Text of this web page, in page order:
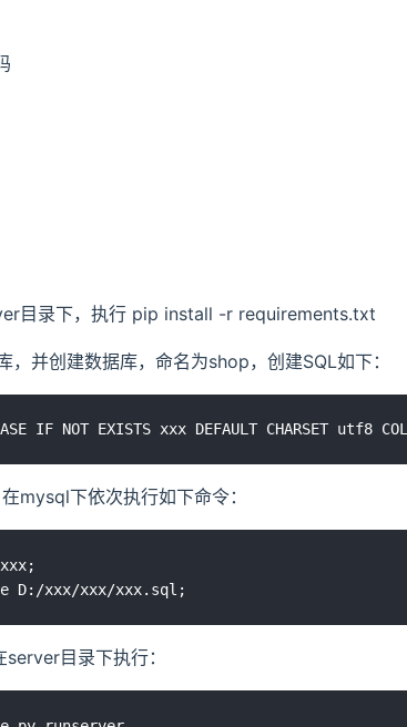
目录下，执行 pip install -r requirements.txt
并创建数据库，命名为shop，创建SQL如下：
mysql下依次执行如下命令：
目录下执行：